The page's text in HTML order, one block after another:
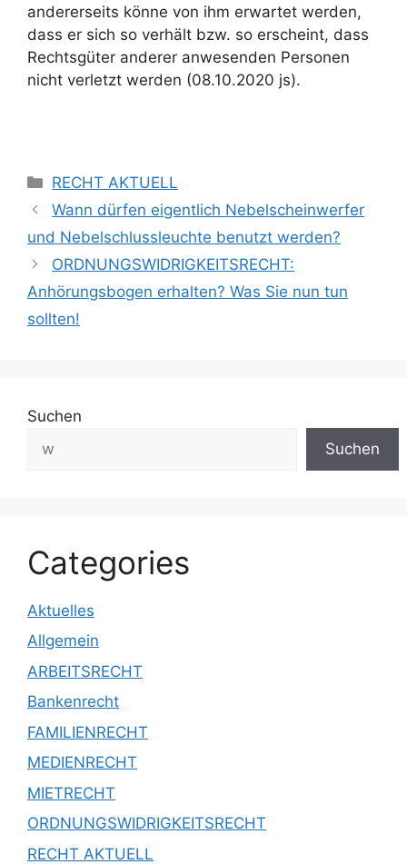
andererseits könne von ihm erwartet werden,
dass er sich so verhält bzw. so erscheint, dass
Rechtsgüter anderer anwesenden Personen
nicht verletzt werden (08.10.2020 js).
RECHT AKTUELL
Wann dürfen eigentlich Nebelscheinwerfer
und Nebelschlussleuchte benutzt werden?
ORDNUNGSWIDRIGKEITSRECHT:
Anhörungsbogen erhalten? Was Sie nun tun
sollten!
Suchen
Suchen
Categories
Aktuelles
Allgemein
ARBEITSRECHT
Bankenrecht
FAMILIENRECHT
MEDIENRECHT
MIETRECHT
ORDNUNGSWIDRIGKEITSRECHT
RECHT AKTUELL